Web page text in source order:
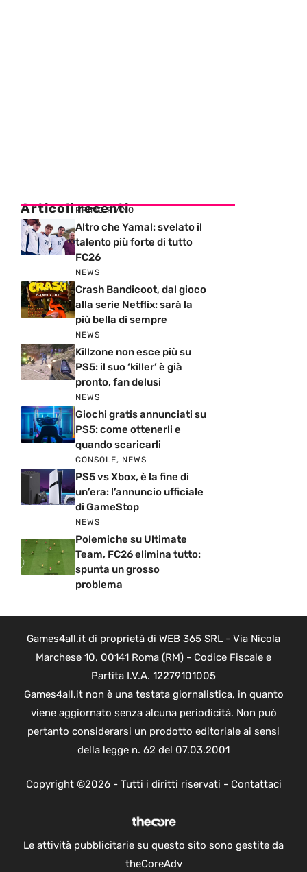
Articoli recenti
PRIMO PIANO
Altro che Yamal: svelato il
talento più forte di tutto
FC26
NEWS
Crash Bandicoot, dal gioco
alla serie Netflix: sarà la
più bella di sempre
NEWS
Killzone non esce più su
PS5: il suo ‘killer’ è già
pronto, fan delusi
NEWS
Giochi gratis annunciati su
PS5: come ottenerli e
quando scaricarli
CONSOLE, NEWS
PS5 vs Xbox, è la fine di
un’era: l’annuncio ufficiale
di GameStop
NEWS
Polemiche su Ultimate
Team, FC26 elimina tutto:
spunta un grosso
problema
Games4all.it di proprietà di WEB 365 SRL - Via Nicola
Marchese 10, 00141 Roma (RM) - Codice Fiscale e
Partita I.V.A. 12279101005
Games4all.it non è una testata giornalistica, in quanto
viene aggiornato senza alcuna periodicità. Non può
pertanto considerarsi un prodotto editoriale ai sensi
della legge n. 62 del 07.03.2001
Copyright ©2026 - Tutti i diritti riservati - Contattaci
Le attività pubblicitarie su questo sito sono gestite da
theCoreAdv